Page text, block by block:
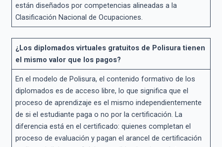
están diseñados por competencias alineadas a la
Clasificación Nacional de Ocupaciones.
¿Los diplomados virtuales gratuitos de Polisura tienen
el mismo valor que los pagos?
En el modelo de Polisura, el contenido formativo de los
diplomados es de acceso libre, lo que significa que el
proceso de aprendizaje es el mismo independientemente
de si el estudiante paga o no por la certificación. La
diferencia está en el certificado: quienes completan el
proceso de evaluación y pagan el arancel de certificación